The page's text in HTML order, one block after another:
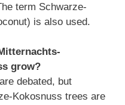
term Schwarze-
is also used.
grow?
debated, but
Kokosnuss trees are